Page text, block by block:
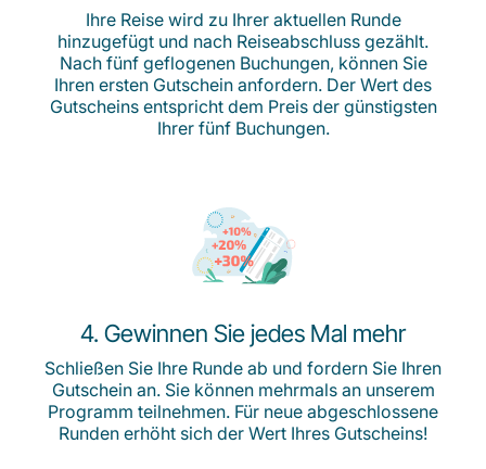
Ihre Reise wird zu Ihrer aktuellen Runde
hinzugefügt und nach Reiseabschluss gezählt.
Nach fünf geflogenen Buchungen, können Sie
Ihren ersten Gutschein anfordern. Der Wert des
Gutscheins entspricht dem Preis der günstigsten
Ihrer fünf Buchungen.
4. Gewinnen Sie jedes Mal mehr
Schließen Sie Ihre Runde ab und fordern Sie Ihren
Gutschein an. Sie können mehrmals an unserem
Programm teilnehmen. Für neue abgeschlossene
Runden erhöht sich der Wert Ihres Gutscheins!